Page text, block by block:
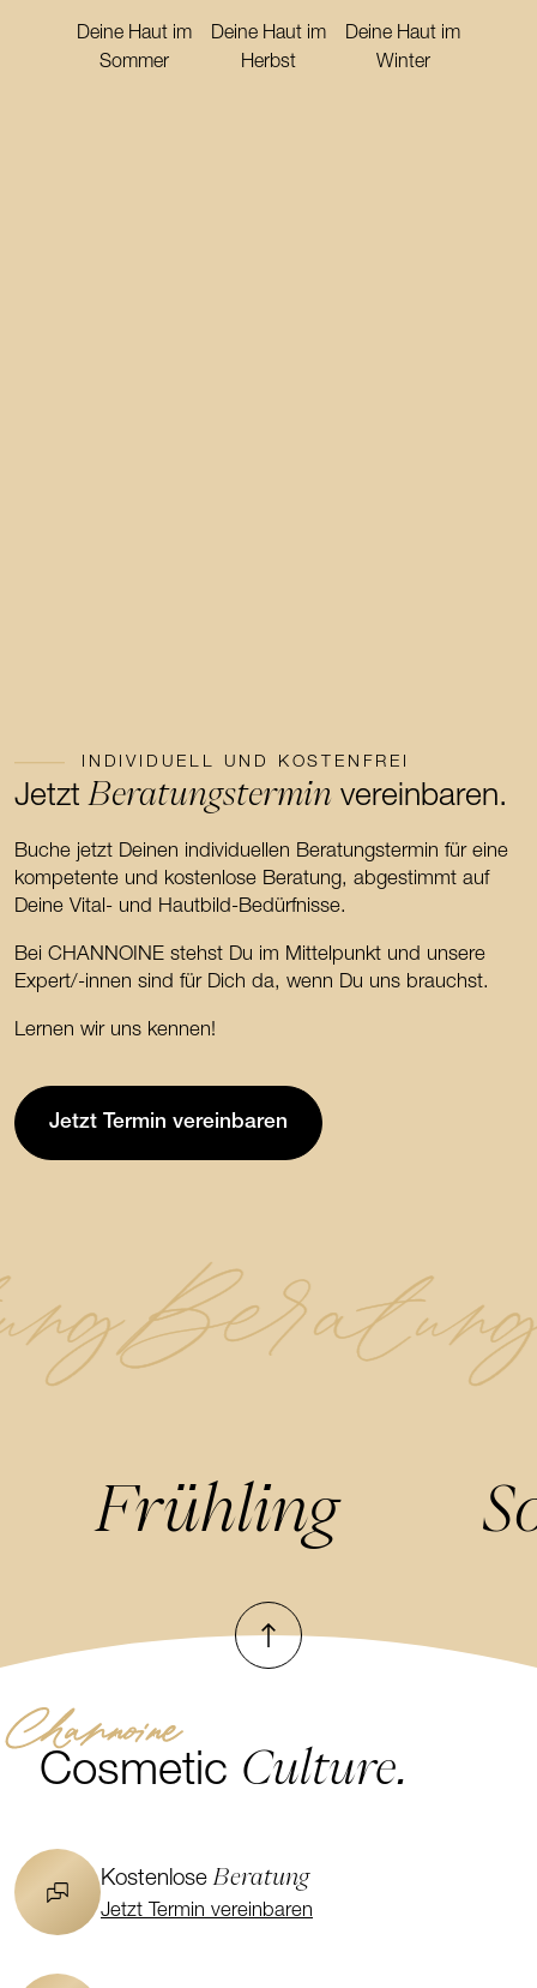
Deine Haut im
Sommer
Deine Haut im
Herbst
Deine Haut im
Winter
INDIVIDUELL UND KOSTENFREI
JetztBeratungstermin vereinbaren.
Buche jetzt Deinen individuellen Beratungstermin für eine
kompetente und kostenlose Beratung, abgestimmt auf
Deine Vital- und Hautbild-Bedürfnisse.
Bei CHANNOINE stehst Du im Mittelpunkt und unsere
Expert/-innen sind für Dich da, wenn Du uns brauchst.
Lernen wir uns kennen!
Jetzt Termin vereinbaren
Frühling
Nach oben
Channoine
Cosmetic Culture.
KostenloseBeratung
Jetzt Termin vereinbaren